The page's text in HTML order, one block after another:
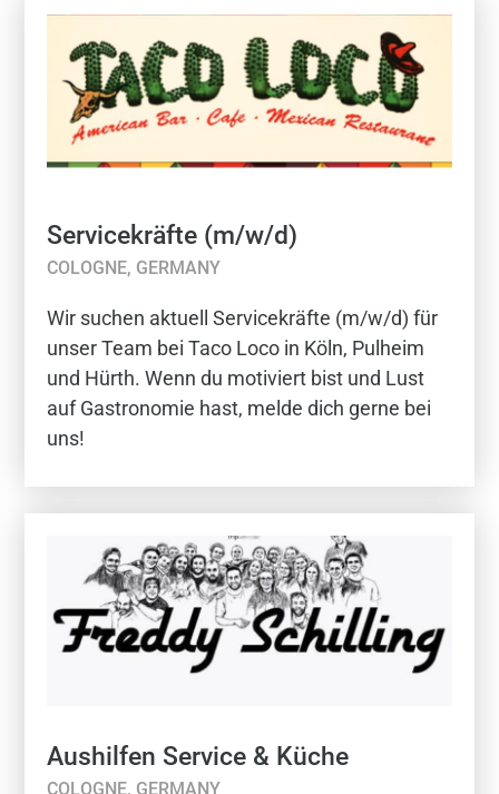
Servicekräfte (m/w/d)
COLOGNE, GERMANY
Wir suchen aktuell Servicekräfte (m/w/d) für
unser Team bei Taco Loco in Köln, Pulheim
und Hürth. Wenn du motiviert bist und Lust
auf Gastronomie hast, melde dich gerne bei
uns!
Aushilfen Service & Küche
COLOGNE, GERMANY